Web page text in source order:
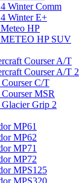
Winter Comm
Winter E+
HP
HP SUV
Courser A/T
Courser A/T 2
C/T
MSR
Grip 2
MP61
MP62
MP71
MP72
MPS125
MPS320